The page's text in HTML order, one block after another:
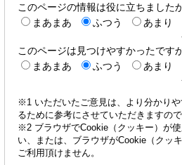
このページの情報は役に立ちました
まあまあ
ふつう あまり
このページは見つけやすかったです
まあまあ
ふつう あまり
※1 いただいたご意見は、より分かり
るために参考にさせていただきますの
※2 ブラウザでCookie（クッキー）が
い、または、ブラウザがCookie（クッ
ご利用頂けません。